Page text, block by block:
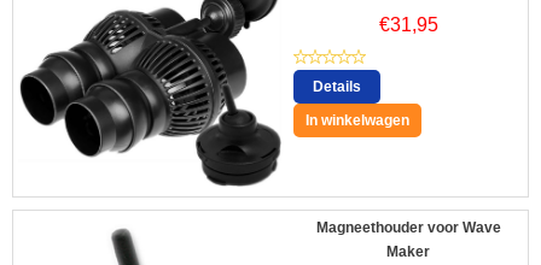
€31,95
Details
In winkelwagen
Magneethouder voor Wave
Maker